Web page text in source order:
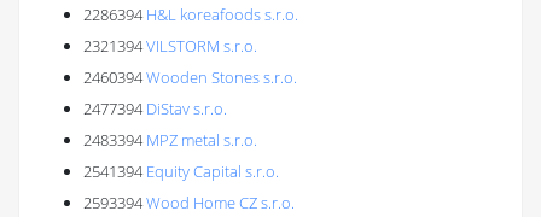
2286394 H&L koreafoods s.r.o.
2321394VILSTORM s.r.o.
2460394Wooden Stones s.r.o.
2477394 DiStav s.r.o.
2483394 MPZ metal s.r.o.
2541394 Equity Capital s.r.o.
2593394Wood Home CZ s.r.o.